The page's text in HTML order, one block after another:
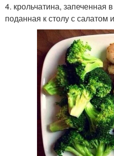
4. крольчатина,
поданная к столу с салатом